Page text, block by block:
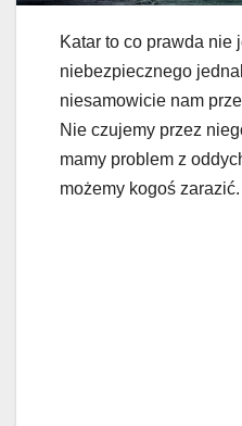
Katar to co prawda nie
niebezpiecznego
niesamowicie nam
Nie czujemy przez
mamy problem z
możemy kogoś zarazić.